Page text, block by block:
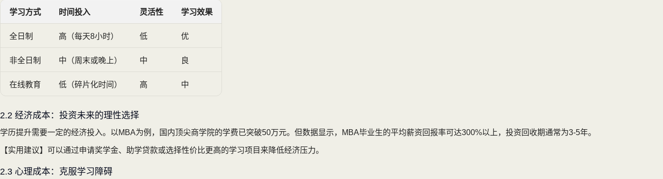
学习方式 时间投入 灵活性 学习效果
全日制 高（每天8小时） 低 优
非全日制 中（周末或晚上） 中 良
在线教育 低（碎片化时间） 高 中
2.2 经济成本：投资未来的理性选择
学历提升需要一定的经济投入。以MBA为例，国内顶尖商学院的学费已突破50万元。但数据显示，MBA毕业生的平均薪资回报率可达300%以上，投资回收期通常为3-5年。
【实用建议】可以通过申请奖学金、助学贷款或选择性价比更高的学习项目来降低经济压力。
2.3 心理成本：克服学习障碍